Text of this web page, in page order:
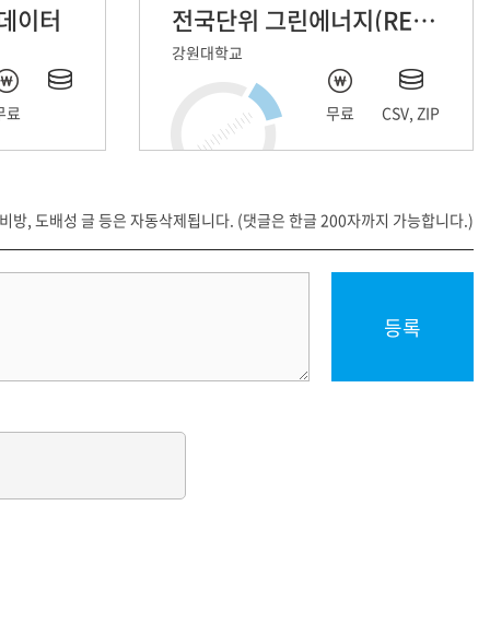
이터
료
전국단위 그린에너지(RE100) 비율 예측 데이터
강원대학교
무료 CSV, ZIP